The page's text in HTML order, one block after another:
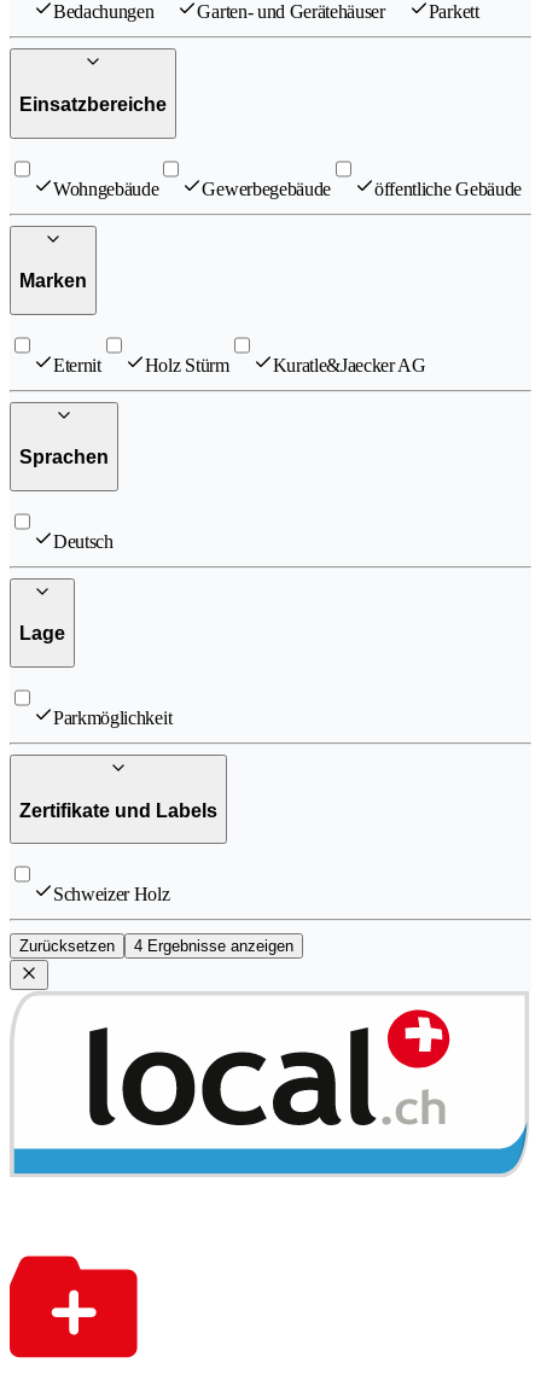
Bedachungen Garten- und Gerätehäuser Parkett
Einsatzbereiche
Wohngebäude Gewerbegebäude öffentliche Gebäude
Marken
Eternit Holz Stürm Kuratle&Jaecker AG
Sprachen
Deutsch
Lage
Parkmöglichkeit
Zertifikate und Labels
Schweizer Holz
Zurücksetzen 4 Ergebnisse anzeigen